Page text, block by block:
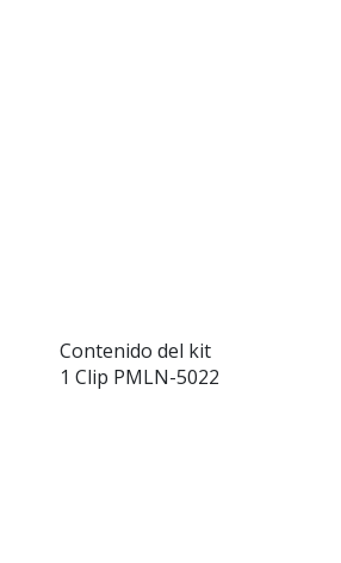
Contenido del kit
1 Clip PMLN-5022